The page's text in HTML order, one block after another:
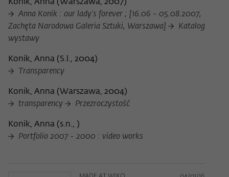
Konik, Anna (Warszawa, 2007)
Anna Konik : our lady's forever ; [16.06 - 05.08.2007,
Zachęta Narodowa Galeria Sztuki, Warszawa]
Katalog
wystawy
Konik, Anna (S.l., 2004)
Transparency
Konik, Anna (Warszawa, 2004)
transparency
Przezroczystość
Konik, Anna (s.n., )
Portfolio 2007 - 2000 : video works